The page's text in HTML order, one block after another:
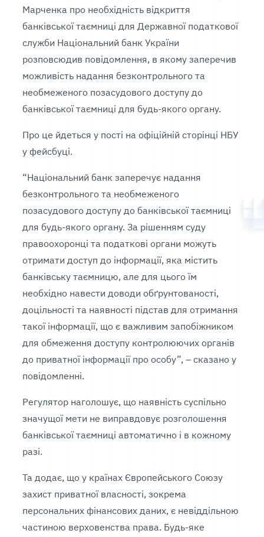
Марченка про необхідність відкриття
банківської таємниці для Державної податкової
служби Національний банк України
розповсюдив повідомлення, в якому заперечив
можливість надання безконтрольного та
необмеженого позасудового доступу до
банківської таємниці для будь-якого органу.
Про це йдеться у пості на офіційній сторінці НБУ
у фейсбуці.
“Національний банк заперечує надання
безконтрольного та необмеженого
позасудового доступу до банківської таємниці
для будь-якого органу. За рішенням суду
правоохоронці та податкові органи можуть
отримати доступ до інформації, яка містить
банківську таємницю, але для цього їм
необхідно навести доводи обґрунтованості,
доцільності та наявності підстав для отримання
такої інформації, що є важливим запобіжником
для обмеження доступу контролюючих органів
до приватної інформації про особу”, – сказано у
повідомленні.
Регулятор наголошує, що наявність суспільно
значущої мети не виправдовує розголошення
банківської таємниці автоматично і в кожному
разі.
Та додає, що у країнах Європейського Союзу
захист приватної власності, зокрема
персональних фінансових даних, є невіддільною
частиною верховенства права. Будь-яке